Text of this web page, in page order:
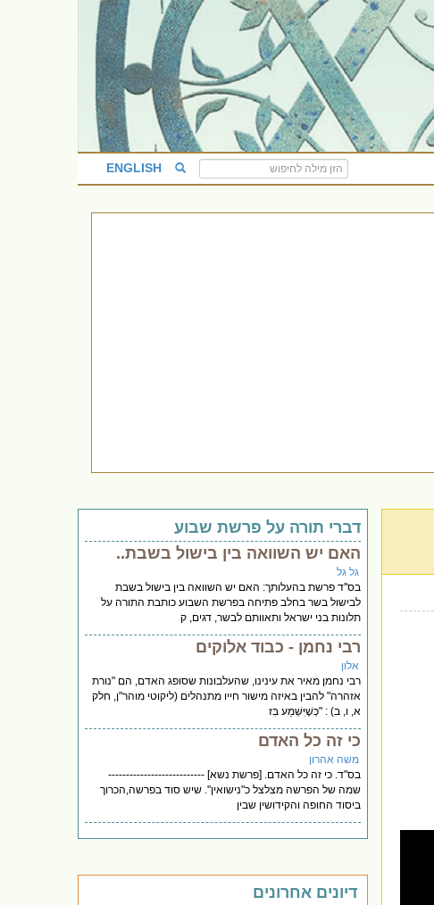
ENGLISH
דברי תורה על פרשת שבוע
האם יש השוואה בין בישול בשבת..
גל גל
בס''ד פרשת בהעלותך: האם יש השוואה בין בישול בשבת
לבישול בשר בחלב פתיחה בפרשת השבוע כותבת התורה על
תלונות בני ישראל ותאוותם לבשר, דגים, ק
רבי נחמן - כבוד אלוקים
אלון
רבי נחמן מאיר את עינינו, שהעלבונות שסופג האדם, הם "נורת
אזהרה" להבין באיזה מישור חייו מתנהלים (ליקוטי מוהר"ן, חלק
א, ו, ב) : "כְּשֶׁיִּשְׁמַע בִּז
כי זה כל האדם
משה אהרון
בס"ד. כי זה כל האדם. [פרשת נשא] ---------------------------
שמה של הפרשה מצלצל כ"נישואין". שיש סוד בפרשה,הכרוך
ביסוד החופה והקידושין שבין
דיונים אחרונים